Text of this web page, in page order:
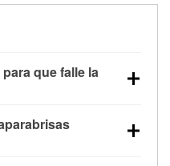
que falle la
hasta la mitad de
de los 0 °F, lo que